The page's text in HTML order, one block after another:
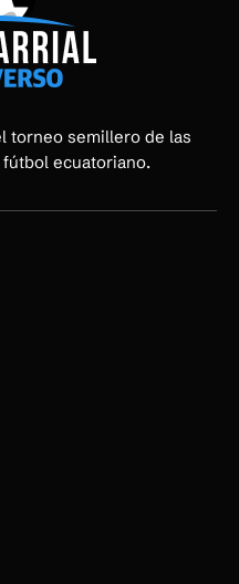
torneo semillero de las
ecuatoriano.